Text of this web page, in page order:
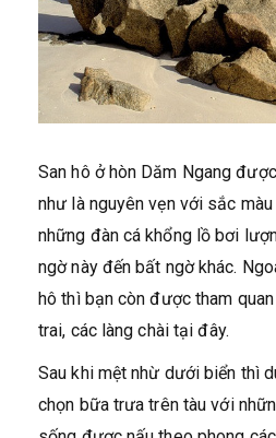
San hô ở hòn Dăm Ngang
như là nguyên vẹn với sắc
những đàn cá khổng lồ bơi
ngờ này đến bất ngờ khác.
hô thì bạn còn được tham
trai, các làng chài tại đây.
Sau khi mệt nhừ dưới biển thì
chọn bữa trưa trên tàu với